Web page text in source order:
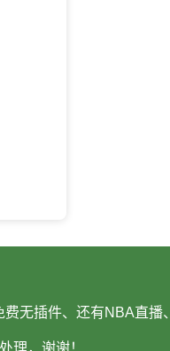
无插件、还有NBA直
理，谢谢！